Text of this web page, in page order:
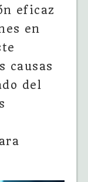
eficaz
en
causas
del